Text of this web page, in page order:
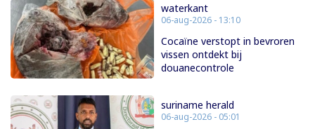
waterkant
06-aug-2026 - 13:10
Cocaïne verstopt in bevroren
vissen ontdekt bij
douanecontrole
suriname herald
06-aug-2026 - 05:01